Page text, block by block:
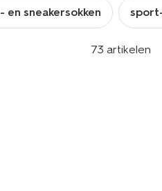
en sneakersokken
73 artikelen